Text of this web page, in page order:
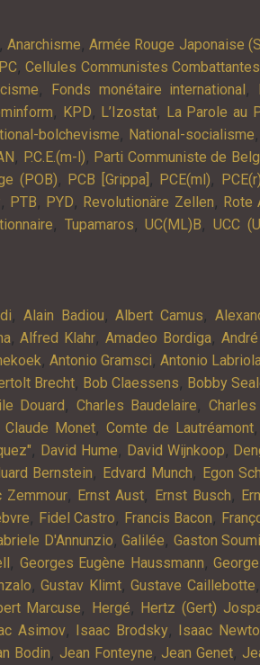
,Anarchisme,Armée Rouge Japonaise
,Cellules Communistes Combattantes
, Fonds monétaire international ,
, KPD, L’Izostat, La Parole au
bolchevisme, National-socialisme,
, P.C.E.(m-l), Parti Communiste de
(POB), PCB [Grippa] , PCE(ml), PCE(r)
, PTB, PYD, Revolutionäre Zellen, Rote
, Tupamaros,UC(ML)B,UCC
, Alain Badiou,Albert Camus,
,Alfred Klahr,Amadeo Bordiga,
, Antonio Gramsci, Antonio
Brecht, Bob Claessens, Bobby
Douard , Charles Baudelaire,
Claude Monet, Comte de Lautréamont,
, David Hume, David Wijnkoop,
Bernstein, Edvard Munch, Egon
Zemmour, Ernst Aust, Ernst Busch,
, Fidel Castro, Francis Bacon,
D'Annunzio, Galilée, Gaston
, Georges Eugène Haussmann,
,Gustav Klimt,Gustave Caillebotte
Marcuse, Hergé, Hertz (Gert)
Asimov, Isaac Brodsky, Isaac
Bodin, Jean Fonteyne, Jean Genet,